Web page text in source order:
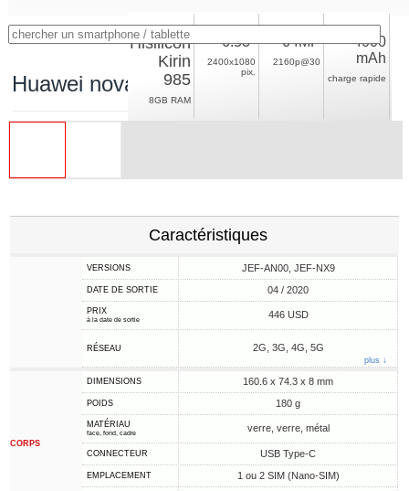
Huawei nova 7
Hisilicon
Kirin
985
8GB RAM
6.53"
2400x1080
pix.
64MP
2160p@30
4000
mAh
charge rapide
Caractéristiques
VERSIONS JEF-AN00, JEF-NX9
DATE DE SORTIE 04 / 2020
PRIX
à la date de sortie 446 USD
RÉSEAU 2G, 3G, 4G, 5G
plus ↓
CORPS
DIMENSIONS 160.6 x 74.3 x 8 mm
POIDS 180 g
MATÉRIAU
face, fond, cadre verre, verre, métal
CONNECTEUR USB Type-C
EMPLACEMENT 1 ou 2 SIM (Nano-SIM)